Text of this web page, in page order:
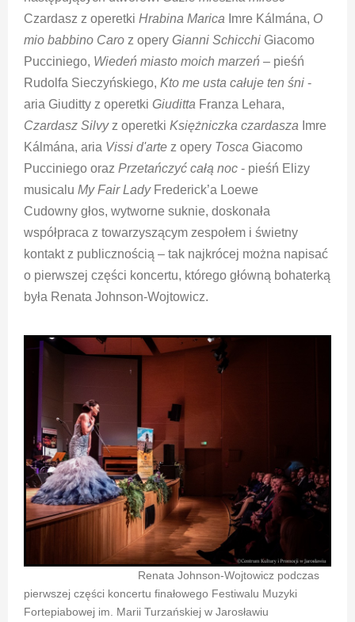
Czardasz z operetki Hrabina Marica Imre Kálmána, O
mio babbino Caro z opery Gianni Schicchi Giacomo
Pucciniego, Wiedeń miasto moich marzeń – pieśń
Rudolfa Sieczyńskiego, Kto me usta całuje ten śni -
aria Giuditty z operetki Giuditta Franza Lehara,
Czardasz Silvyz operetki Księżniczka czardasza Imre
Kálmána, aria Vissi d'arte z opery Tosca Giacomo
Pucciniego oraz Przetańczyć całą noc - pieśń Elizy
musicalu My Fair LadyFrederick’a Loewe
Cudowny głos, wytworne suknie, doskonała
współpraca z towarzyszącym zespołem i świetny
kontakt z publicznością – tak najkrócej można napisać
o pierwszej części koncertu, którego główną bohaterką
była Renata Johnson-Wojtowicz.
Renata Johnson-Wojtowicz podczas
pierwszej części koncertu finałowego Festiwalu Muzyki
Fortepiabowej im. Marii Turzańskiej w Jarosławiu